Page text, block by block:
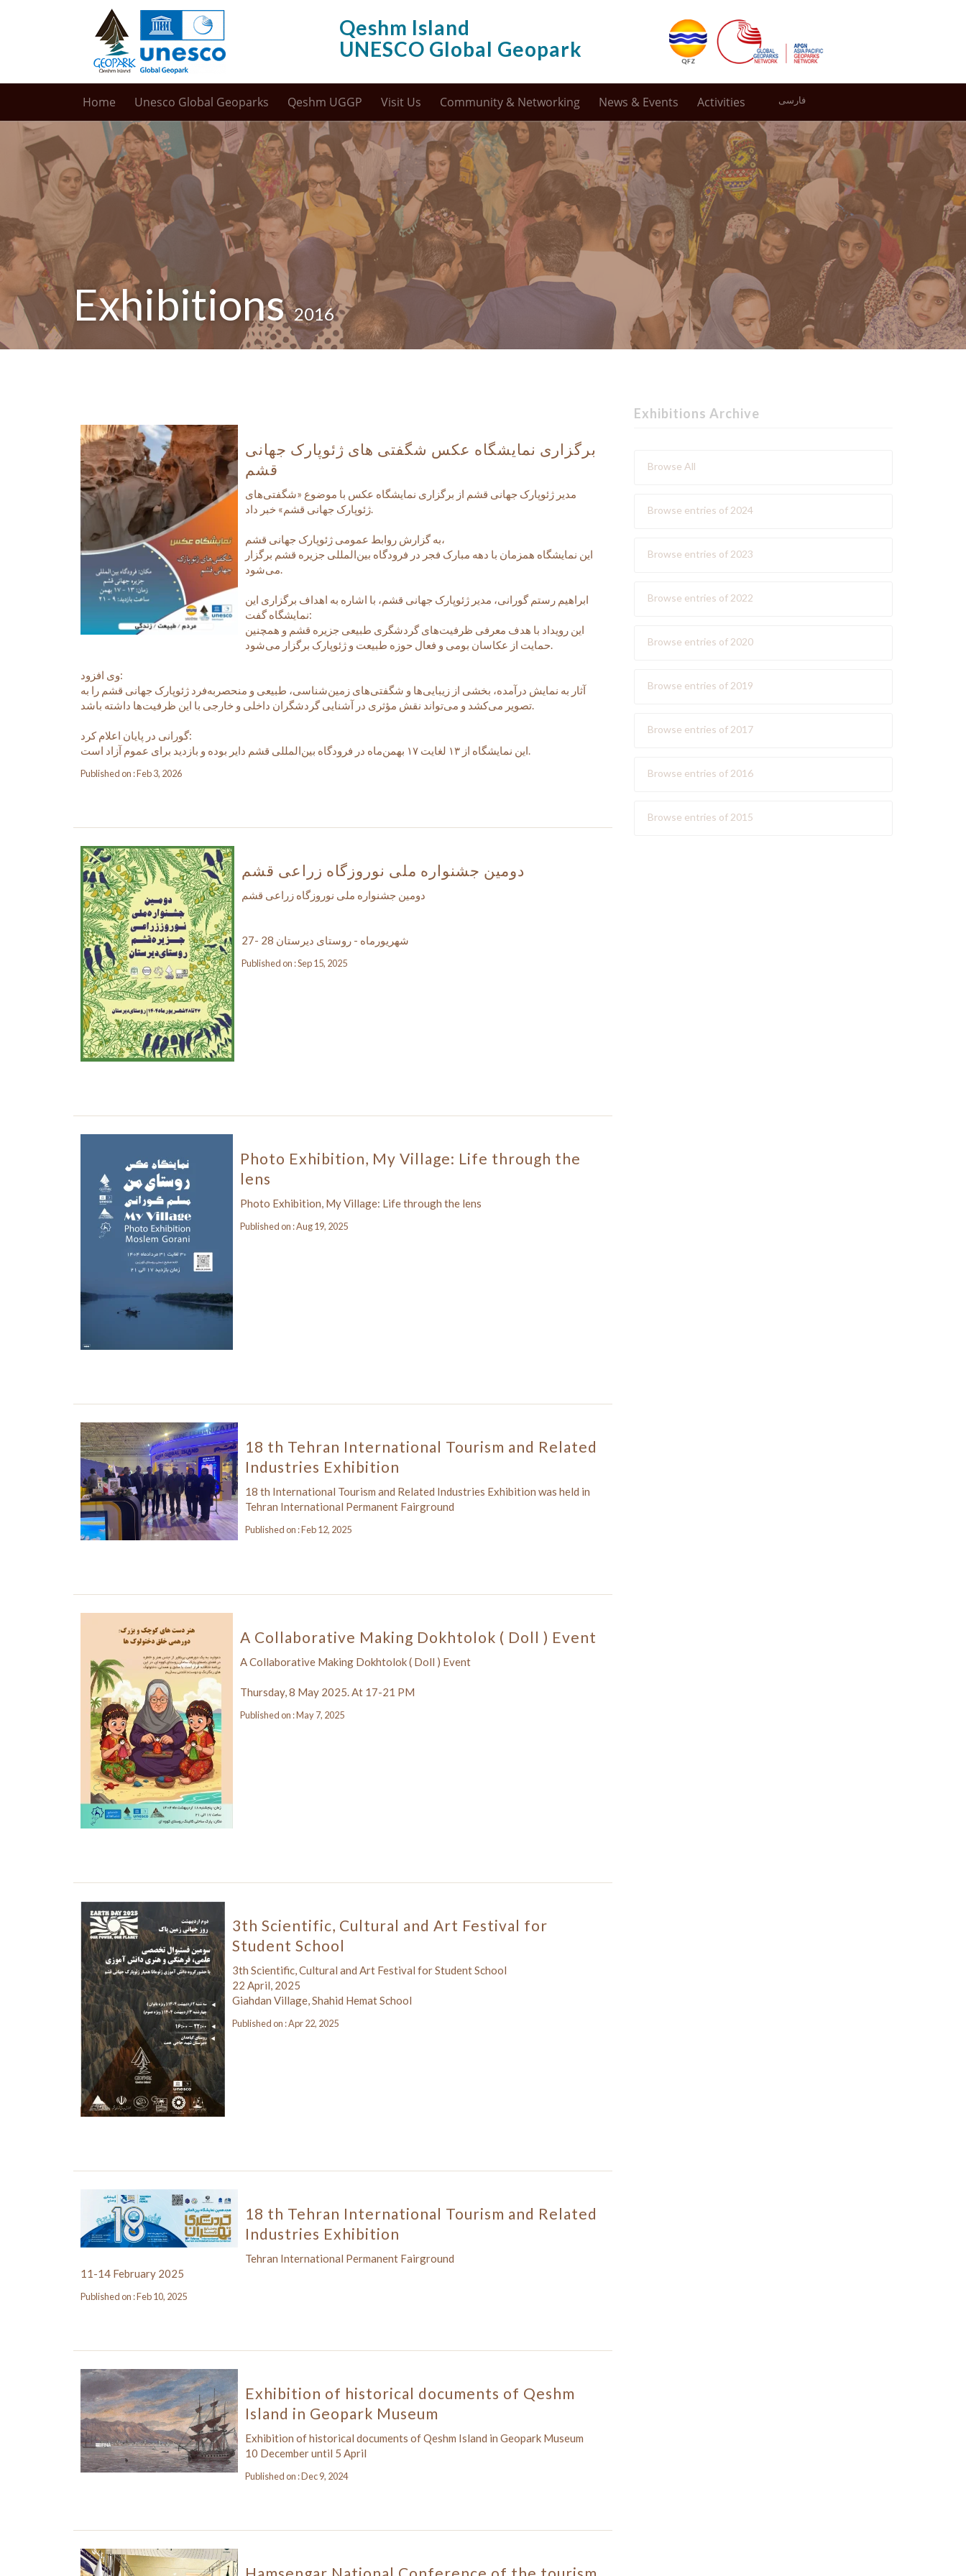
Qeshm Island
UNESCO Global Geopark
Home Unesco Global Geoparks Qeshm UGGP Visit Us Community & Networking News & Events Activities فارسی
Exhibitions2016
برگزاری نمایشگاه عکس شگفتی های ژئوپارک جهانی
قشم
مدیر ژئوپارک جهانی قشم از برگزاری نمایشگاه عکس با موضوع «شگفتی‌های
ژئوپارک جهانی قشم» خبر داد.
به گزارش روابط عمومی ژئوپارک جهانی قشم،
این نمایشگاه همزمان با دهه مبارک فجر در فرودگاه بین‌المللی جزیره قشم برگزار
می‌شود.
ابراهیم رستم گورانی، مدیر ژئوپارک جهانی قشم، با اشاره به اهداف برگزاری این
نمایشگاه گفت:
این رویداد با هدف معرفی ظرفیت‌های گردشگری طبیعی جزیره قشم و همچنین
حمایت از عکاسان بومی و فعال حوزه طبیعت و ژئوپارک برگزار می‌شود.
وی افزود:
آثار به نمایش درآمده، بخشی از زیبایی‌ها و شگفتی‌های زمین‌شناسی، طبیعی و منحصربه‌فرد ژئوپارک جهانی قشم را به
تصویر می‌کشد و می‌تواند نقش مؤثری در آشنایی گردشگران داخلی و خارجی با این ظرفیت‌ها داشته باشد.
گورانی در پایان اعلام کرد:
این نمایشگاه از ۱۳ لغایت ۱۷ بهمن‌ماه در فرودگاه بین‌المللی قشم دایر بوده و بازدید برای عموم آزاد است.
Published on : Feb 3, 2026
دومین جشنواره ملی نوروزگاه زراعی قشم
دومین جشنواره ملی نوروزگاه زراعی قشم
27- 28 شهریورماه - روستای دیرستان
Published on : Sep 15, 2025
Photo Exhibition, My Village: Life through the
lens
Photo Exhibition, My Village: Life through the lens
Published on : Aug 19, 2025
18 th Tehran International Tourism and Related
Industries Exhibition
18 th International Tourism and Related Industries Exhibition was held in
Tehran International Permanent Fairground
Published on : Feb 12, 2025
A Collaborative Making Dokhtolok ( Doll ) Event
A Collaborative Making Dokhtolok ( Doll ) Event
Thursday, 8 May 2025. At 17-21 PM
Published on : May 7, 2025
3th Scientific, Cultural and Art Festival for
Student School
3th Scientific, Cultural and Art Festival for Student School
22 April, 2025
Giahdan Village, Shahid Hemat School
Published on : Apr 22, 2025
18 th Tehran International Tourism and Related
Industries Exhibition
Tehran International Permanent Fairground
11-14 February 2025
Published on : Feb 10, 2025
Exhibition of historical documents of Qeshm
Island in Geopark Museum
Exhibition of historical documents of Qeshm Island in Geopark Museum
10 December until 5 April
Published on : Dec 9, 2024
Exhibitions Archive
Browse All
Browse entries of 2024
Browse entries of 2023
Browse entries of 2022
Browse entries of 2020
Browse entries of 2019
Browse entries of 2017
Browse entries of 2016
Browse entries of 2015